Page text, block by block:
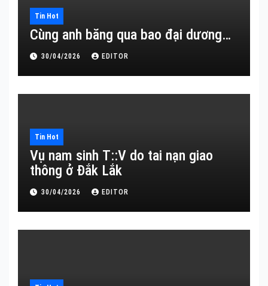
Tin Hot
Cùng anh băng qua bao đại dương…
30/04/2026 EDITOR
Tin Hot
Vụ nam sinh T::V do tai nạn giao
thông ở Đắk Lắk
30/04/2026 EDITOR